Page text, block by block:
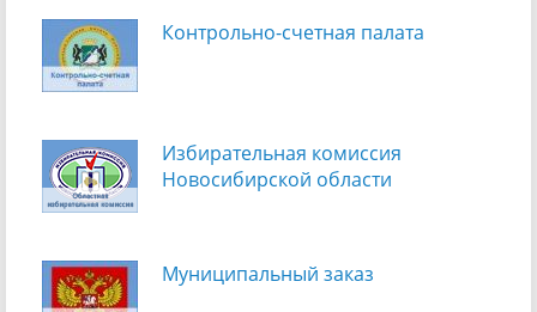
Контрольно-счетная палата
Избирательная комиссия
Новосибирской области
Муниципальный заказ